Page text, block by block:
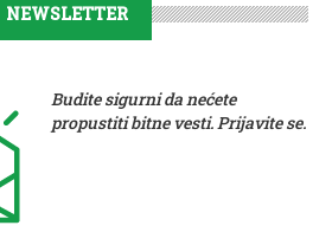
NEWSLETTER
Budite sigurni da nećete
propustiti bitne vesti. Prijavite se.